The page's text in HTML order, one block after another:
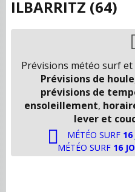
ILBARRITZ (64)
Prévisions météo surf
Prévisions de houle
prévisions de
ensoleillement,
lever et
MÉTÉO SURF 16
MÉTÉO SURF 16